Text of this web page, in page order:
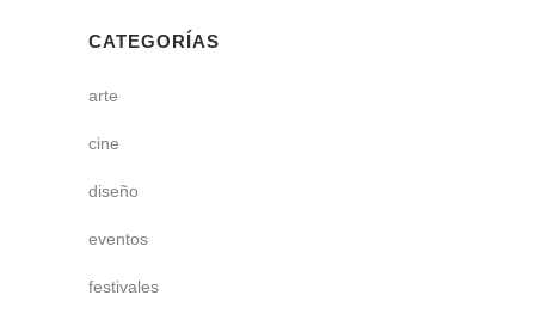
CATEGORÍAS
arte
cine
diseño
eventos
festivales